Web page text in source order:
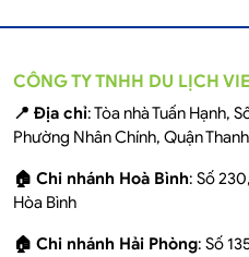
CÔNG TY TNHH DU LỊCH
📍 Địa chỉ: Tòa nhà Tuấn Hạnh,
Phường Nhân Chính, Quận
🏠 Chi nhánh Hoà Bình: Số
Hòa Bình
🏠 Chi nhánh Hải Phòng: Số